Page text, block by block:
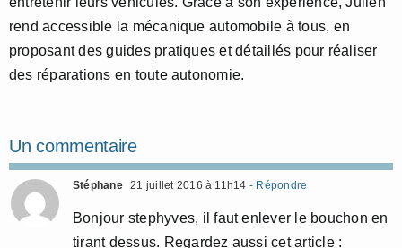
rend accessible la mécanique automobile à tous, en
proposant des guides pratiques et détaillés pour réaliser
des réparations en toute autonomie.
Un commentaire
Stéphane 21 juillet 2016 à 11h14 - Répondre
Bonjour stephyves, il faut enlever le bouchon en
tirant dessus. Regardez aussi cet article :